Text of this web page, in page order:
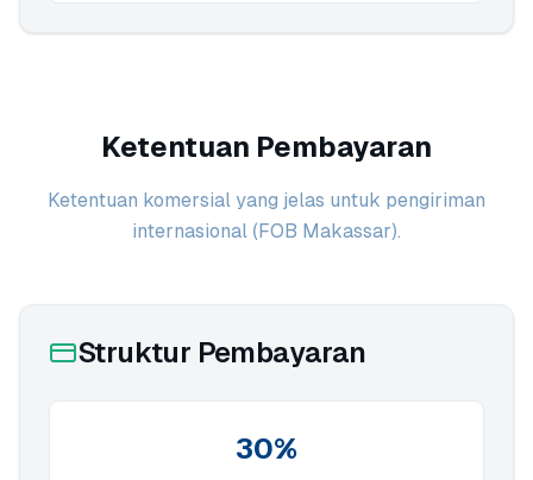
Ketentuan Pembayaran
Ketentuan komersial yang jelas untuk pengiriman
internasional (FOB Makassar).
Struktur Pembayaran
30%